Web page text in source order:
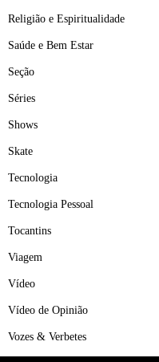
Religião e Espiritualidade
Saúde e Bem Estar
Seção
Séries
Shows
Skate
Tecnologia
Tecnologia Pessoal
Tocantins
Viagem
Vídeo
Vídeo de Opinião
Vozes & Verbetes